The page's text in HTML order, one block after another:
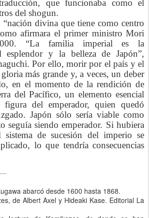
que funcionaba como el
del shogun.
“nación divina que tiene como centro
afirmara el primer ministro Mori
“La familia imperial es la
esplendor y la belleza de Japón”,
Por ello, morir por el país y el
más grande y, a veces, un deber
en el momento de la rendición de
del Pacífico, un elemento esencial
figura del emperador, quien quedó
Japón sólo sería viable como
seguía siendo emperador. Si hubiera
sistema de sucesión del imperio se
lo que tendría consecuencias
abarcó desde 1600 hasta 1868.
de Albert Axel y Hideaki Kase. Editorial La